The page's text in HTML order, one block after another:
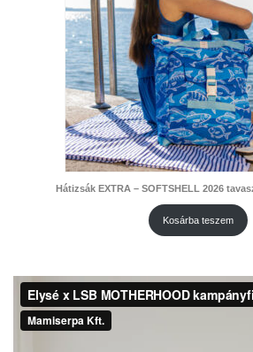
Hátizsák EXTRA – SOFTSHELL 2026
Kosárba teszem